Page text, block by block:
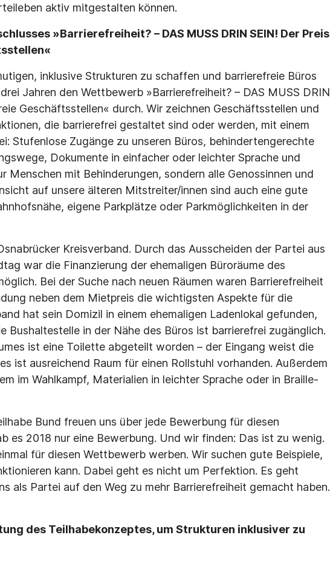
aktiv mitgestalten können.
»Barrierefreiheit? – DAS MUSS DRIN SEIN! Der Preis
inklusive Strukturen zu schaffen und barrierefreie Büros
Jahren den Wettbewerb »Barrierefreiheit? – DAS MUSS DRIN
Geschäftsstellen« durch. Wir zeichnen Geschäftsstellen und
die barrierefrei gestaltet sind oder werden, mit einem
Stufenlose Zugänge zu unseren Büros, behindertengerechte
Dokumente in einfacher oder leichter Sprache und
Menschen mit Behinderungen, sondern alle Genossinnen und
auf unsere älteren Mitstreiter/innen sind auch eine gute
eigene Parkplätze oder Parkmöglichkeiten in der
Kreisverband. Durch das Ausscheiden der Partei aus
war die Finanzierung der ehemaligen Büroräume des
Bei der Suche nach neuen Räumen waren Barrierefreiheit
neben dem Mietpreis die wichtigsten Aspekte für die
hat sein Domizil in einem ehemaligen Ladenlokal gefunden,
Bushaltestelle in der Nähe des Büros ist barrierefrei zugänglich.
ist eine Toilette abgeteilt worden – der Eingang weist die
ist ausreichend Raum für einen Rollstuhl vorhanden. Außerdem
im Wahlkampf, Materialien in leichter Sprache oder in Braille-
Bund freuen uns über jede Bewerbung für diesen
es 2018 nur eine Bewerbung. Und wir finden: Das ist zu wenig.
für diesen Wettbewerb werben. Wir suchen gute Beispiele,
kann. Dabei geht es nicht um Perfektion. Es geht
als Partei auf den Weg zu mehr Barrierefreiheit gemacht haben.
des Teilhabekonzeptes, um Strukturen inklusiver zu